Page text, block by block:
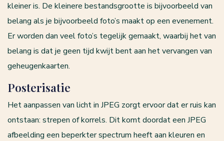
kleiner is. De kleinere bestandsgrootte is bijvoorbeeld van
belang als je bijvoorbeeld foto’s maakt op een evenement.
Er worden dan veel foto’s tegelijk gemaakt, waarbij het van
belang is dat je geen tijd kwijt bent aan het vervangen van
geheugenkaarten.
Posterisatie
Het aanpassen van licht in JPEG zorgt ervoor dat er ruis kan
ontstaan: strepen of korrels. Dit komt doordat een JPEG
afbeelding een beperkter spectrum heeft aan kleuren en